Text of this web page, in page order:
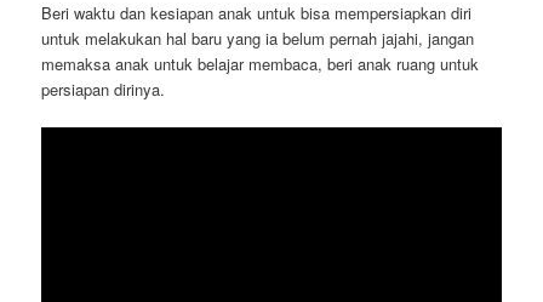
Beri waktu dan kesiapan anak untuk bisa mempersiapkan diri
untuk melakukan hal baru yang ia belum pernah jajahi, jangan
memaksa anak untuk belajar membaca, beri anak ruang untuk
persiapan dirinya.